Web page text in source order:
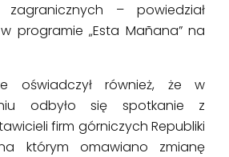
zagranicznych – powiedział
programie „Esta Mañana” na
oświadczył również, że w
odbyło się spotkanie z
firm górniczych Republiki
na którym omawiano zmianę